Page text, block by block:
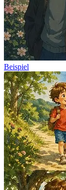
Beispiel